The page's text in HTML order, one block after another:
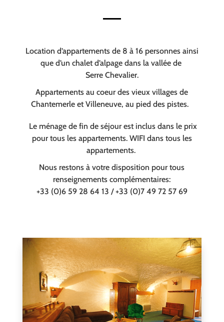
Location d’appartements de 8 à 16 personnes ainsi
que d’un chalet d’alpage dans la vallée de
Serre Chevalier.
Appartements au coeur des vieux villages de
Chantemerle et Villeneuve, au pied des pistes.
Le ménage de fin de séjour est inclus dans le prix
pour tous les appartements. WIFI dans tous les
appartements.
Nous restons à votre disposition pour tous
renseignements complémentaires:
+33 (0)6 59 28 64 13 / +33 (0)7 49 72 57 69